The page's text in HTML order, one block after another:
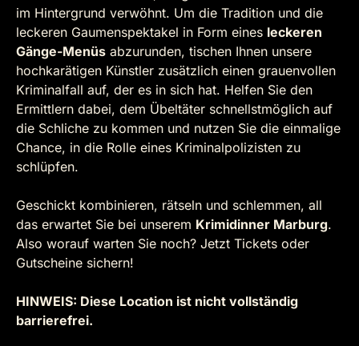
im Hintergrund verwöhnt. Um die Tradition und die
leckeren Gaumenspektakel in Form eines leckeren
Gänge-Menüs abzurunden, tischen Ihnen unsere
hochkarätigen Künstler zusätzlich einen grauenvollen
Kriminalfall auf, der es in sich hat. Helfen Sie den
Ermittlern dabei, dem Übeltäter schnellstmöglich auf
die Schliche zu kommen und nutzen Sie die einmalige
Chance, in die Rolle eines Kriminalpolizisten zu
schlüpfen.
Geschickt kombinieren, rätseln und schlemmen, all
das erwartet Sie bei unserem Krimidinner Marburg.
Also worauf warten Sie noch? Jetzt Tickets oder
Gutscheine sichern!
HINWEIS: Diese Location ist nicht vollständig
barrierefrei.